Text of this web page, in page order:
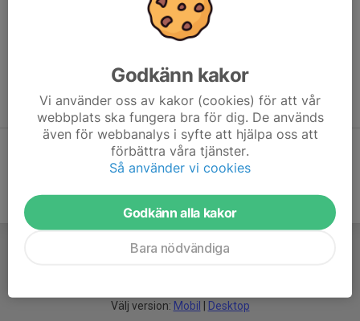
Bli först med att skriva i forumet!
Välj version: Mobil Desktop
Godkänn kakor
Vi använder oss av kakor (cookies) för att vår
webbplats ska fungera bra för dig. De används
även för webbanalys i syfte att hjälpa oss att
förbättra våra tjänster.
Så använder vi cookies
Godkänn alla kakor
Bara nödvändiga